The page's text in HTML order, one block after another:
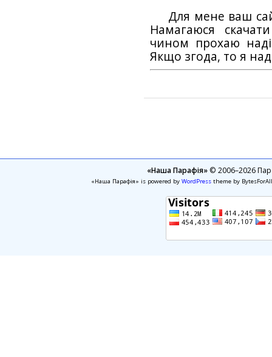
Для мене ваш
Намагаюся
чином прохаю
Якщо згода, то я
«Наша Парафія»© 2006–2026
«Наша Парафія» is powered by WordPresstheme by